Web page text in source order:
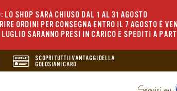
LO SHOP SARÀ CHIUSO DAL 1 AL 31 AGOSTO
ORDINI PER CONSEGNA ENTRO IL 7 AGOSTO È
SARANNO PRESI IN CARICO E SPEDITI A
SCOPRI TUTTI I VANTAGGI DELLA
GOLOSIANI CARD